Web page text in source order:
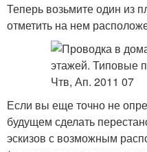
Теперь возьмите один из
отметить на нем
Если вы еще точно не
будущем сделать
эскизов с возможным